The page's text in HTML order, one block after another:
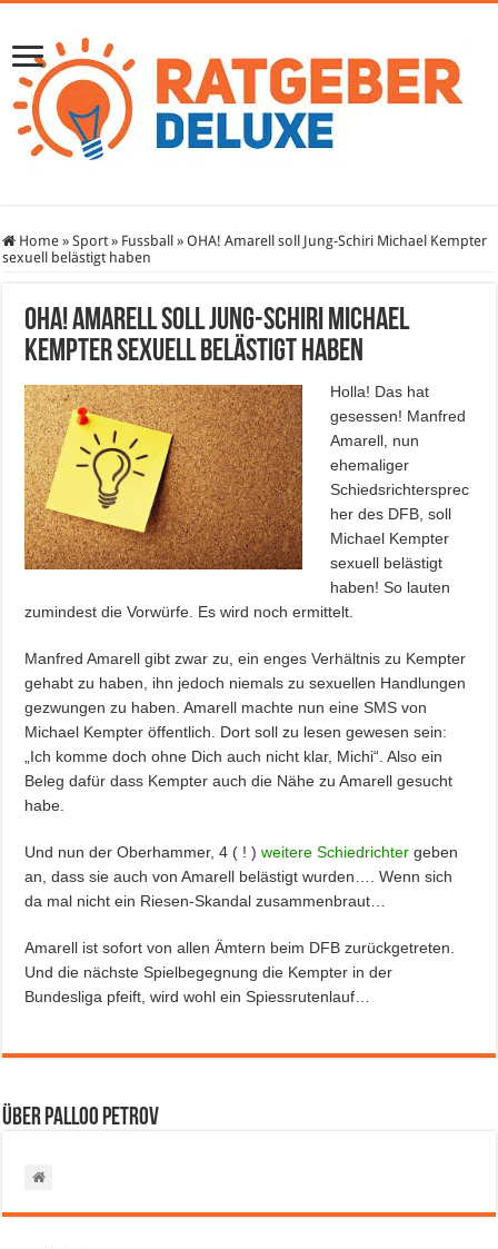
Home » Sport » Fussball » OHA! Amarell soll Jung-Schiri Michael Kempter
sexuell belästigt haben
OHA! Amarell soll Jung-Schiri Michael
Kempter sexuell belästigt haben
Holla! Das hat
gesessen! Manfred
Amarell, nun
ehemaliger
Schiedsrichtersprec
her des DFB, soll
Michael Kempter
sexuell belästigt
haben! So lauten
zumindest die Vorwürfe. Es wird noch ermittelt.
Manfred Amarell gibt zwar zu, ein enges Verhältnis zu Kempter
gehabt zu haben, ihn jedoch niemals zu sexuellen Handlungen
gezwungen zu haben. Amarell machte nun eine SMS von
Michael Kempter öffentlich. Dort soll zu lesen gewesen sein:
„Ich komme doch ohne Dich auch nicht klar, Michi“. Also ein
Beleg dafür dass Kempter auch die Nähe zu Amarell gesucht
habe.
Und nun der Oberhammer, 4 ( ! )weitere Schiedrichtergeben
an, dass sie auch von Amarell belästigt wurden…. Wenn sich
da mal nicht ein Riesen-Skandal zusammenbraut…
Amarell ist sofort von allen Ämtern beim DFB zurückgetreten.
Und die nächste Spielbegegnung die Kempter in der
Bundesliga pfeift, wird wohl ein Spiessrutenlauf…
Über Palloo Petrov